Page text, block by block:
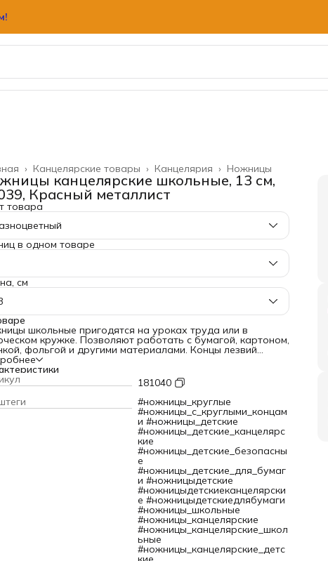
Ножницы
Канцелярия ›
Канцелярские товары ›
›
канцелярские школьные, 13 см,
Красный металлист
товара
в одном товаре
см
школьные пригодятся на уроках труда или в
кружке. Позволяют работать с бумагой, картоном,
фольгой и другими материалами. Концы лезвий
чтобы ребенок случайно не поранился.
из высокоуглеродистой стали, производятся по
технологии и выдерживают строгий контроль
Лезвия аккуратно заточены, что обеспечивает
срез.
ручки позволяют делать удобный захват.
в республике Беларусь. Завод 'Красный
в г. Могилеве производит ножницы из
стали с 1933 года.
181040
#ножницы_круглые
#ножницы_с_круглыми_концам
и #ножницы_детские
#ножницы_детские_канцелярс
кие
#ножницы_детские_безопасны
е
#ножницы_детские_для_бумаг
и #ножницыдетские
#ножницыдетскиеканцелярски
е #ножницыдетскиедлябумаги
#ножницы_школьные
#ножницы_канцелярские
#ножницы_канцелярские_школ
ьные
#ножницы_канцелярские_детс